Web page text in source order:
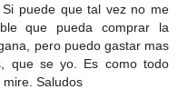
puede que tal vez no me
que pueda comprar la
pero puedo gastar mas
que se yo. Es como todo
Saludos